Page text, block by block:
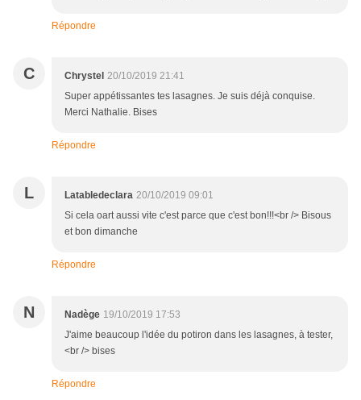
Répondre
C Chrystel 20/10/2019 21:41
Super appétissantes tes lasagnes. Je suis déjà conquise.
Merci Nathalie. Bises
Répondre
L Latabledeclara 20/10/2019 09:01
Si cela oart aussi vite c'est parce que c'est bon!!!<br /> Bisous
et bon dimanche
Répondre
N Nadège 19/10/2019 17:53
J'aime beaucoup l'idée du potiron dans les lasagnes, à tester,
<br /> bises
Répondre